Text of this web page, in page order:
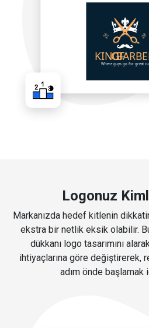
Logonuz
Markanızda hedef kitlenin
ekstra bir netlik eksik olabilir.
dükkanı logo tasarımını
ihtiyaçlarına göre değiştirerek,
adım önde başlamak